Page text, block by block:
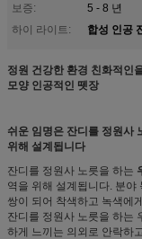
보증:
5 - 8 년
하이 라이트:
합성 인공
정원 건강한 환경 친화적인
모양 인공적인 뗏장
쉬운 임명은 잔디를 정원사
위해 설계됩니다
잔디를 정원사 노릇을 하는
역을 위해 설계됩니다. 분
쌍이 되어 착색하고 녹색에
잔디를 정원사 노릇을 하는
하게 느끼는 의외로 안락하